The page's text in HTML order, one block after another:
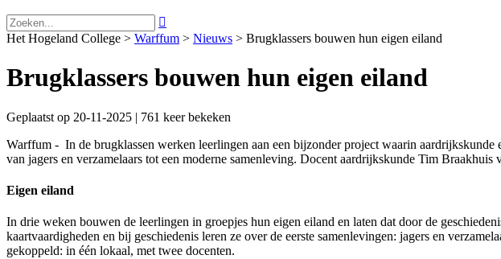

Het Hogeland College > Warffum > Nieuws > Brugklassers bouwen hun eigen eiland
Brugklassers bouwen hun eigen eiland
Geplaatst op 20-11-2025 | 761 keer bekeken
Warffum - In de brugklassen werken leerlingen aan een bijzonder project waarin
van jagers en verzamelaars tot een moderne samenleving. Docent aardrijkskunde Tim
Eigen eiland
In drie weken bouwen de leerlingen in groepjes hun eigen eiland en laten dat door de
kaartvaardigheden en bij geschiedenis leren ze over de eerste samenlevingen: jagers en
gekoppeld: in één lokaal, met twee docenten.